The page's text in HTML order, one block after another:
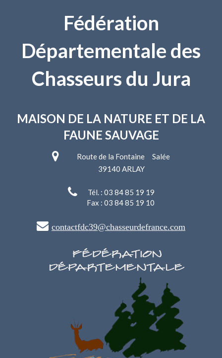
Fédération
Départementale des
Chasseurs du Jura
MAISON DE LA NATURE ET DE LA
FAUNE SAUVAGE
Route de la Fontaine Salée
39140 ARLAY
Tél. : 03 84 85 19 19
Fax : 03 84 85 19 10
contactfdc39@chasseurdefrance.com